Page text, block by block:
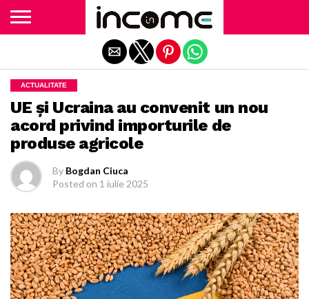
ACTUALITATE
UE și Ucraina au convenit un nou
acord privind importurile de
produse agricole
By Bogdan Ciuca
Posted on 1 iulie 2025
Exit mobile version